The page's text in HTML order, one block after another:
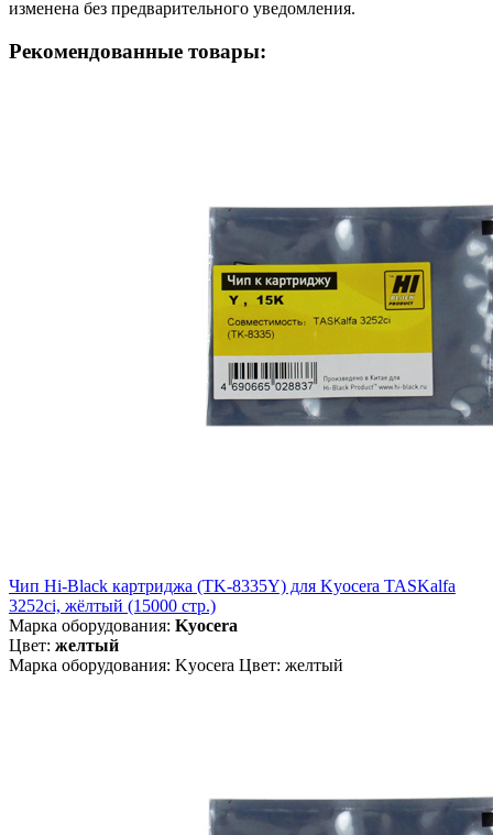
изменена без предварительного уведомления.
Рекомендованные товары:
Чип Hi-Black картриджа (TK-8335Y) для Kyocera TASKalfa
3252ci, жёлтый (15000 стр.)
Марка оборудования: Kyocera
Цвет: желтый
Марка оборудования: Kyocera Цвет: желтый